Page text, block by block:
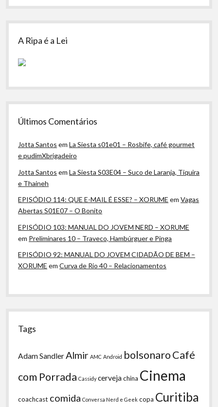
A Ripa é a Lei
Últimos Comentários
Jotta Santos emLa Siesta s01e01 – Rosbife, café gourmet
e pudimXbrigadeiro
Jotta Santos emLa Siesta S03E04 – Suco de Laranja, Tiquira
e Thaineh
EPISÓDIO 114: QUE E-MAIL É ESSE? – XORUME emVagas
Abertas S01E07 – O Bonito
EPISÓDIO 103: MANUAL DO JOVEM NERD – XORUME
em Preliminares 10 – Traveco, Hambúrguer e Pinga
EPISÓDIO 92: MANUAL DO JOVEM CIDADÃO DE BEM –
XORUME emCurva de Rio 40 – Relacionamentos
Tags
Adam Sandler Almir AMC Android bolsonaroCafé
com Porrada Cassidy cervejachina Cinema
coachcast comida Conversa Nerd e Geek copa Curitiba